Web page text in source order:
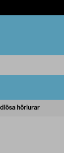
hörlurar